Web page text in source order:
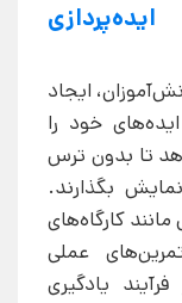
ایده‌پردازی
ایجاد
خود را
تا بدون ترس
بگذارند.
کارگاه‌های
عملی
یادگیری